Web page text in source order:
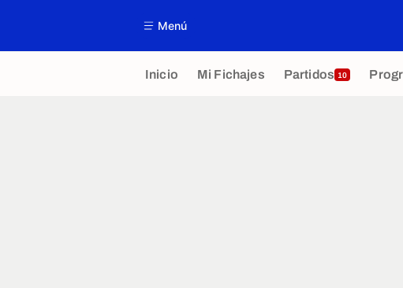
Menú
Inicio Mi Fichajes Partidos 10